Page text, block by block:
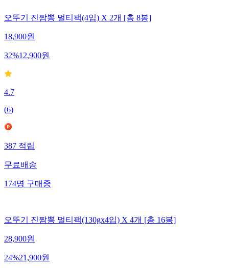
오뚜기 진짬뽕 멀티팩(4입) X 2개 [총 8봉]
18,900원
32%12,900원
4.7
(6)
387 적립
무료배송
174명 구매중
오뚜기 진짬뽕 멀티팩(130gx4입) X 4개 [총 16봉]
28,900원
24%21,900원